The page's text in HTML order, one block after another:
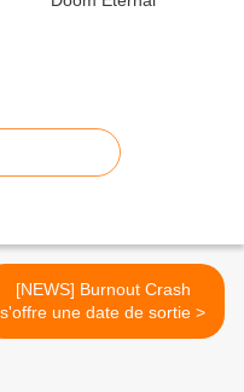
[NEWS] Burnout Crash
s'offre une date de sortie >